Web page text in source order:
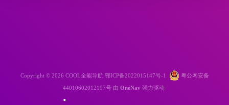
Copyright © 2026 COOL全能导航 鄂ICP备2022015147号-1
粤公网安备
44010602012197号 由 OneNav 强力驱动